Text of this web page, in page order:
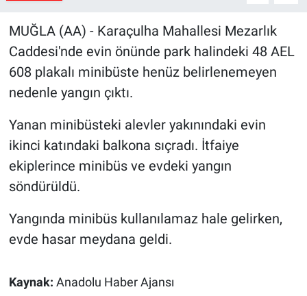
MUĞLA (AA) - Karaçulha Mahallesi Mezarlık
Caddesi'nde evin önünde park halindeki 48 AEL
608 plakalı minibüste henüz belirlenemeyen
nedenle yangın çıktı.
Yanan minibüsteki alevler yakınındaki evin
ikinci katındaki balkona sıçradı. İtfaiye
ekiplerince minibüs ve evdeki yangın
söndürüldü.
Yangında minibüs kullanılamaz hale gelirken,
evde hasar meydana geldi.
Kaynak: Anadolu Haber Ajansı